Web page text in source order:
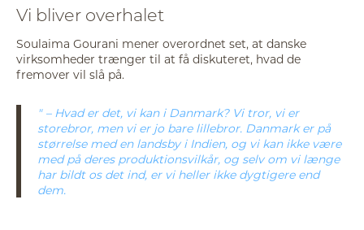
Vi bliver overhalet
Soulaima Gourani mener overordnet set, at danske
virksomheder trænger til at få diskuteret, hvad de
fremover vil slå på.
– Hvad er det, vi kan i Danmark? Vi tror, vi er
storebror, men vi er jo bare lillebror. Danmark er på
størrelse med en landsby i Indien, og vi kan ikke være
med på deres produktionsvilkår, og selv om vi længe
har bildt os det ind, er vi heller ikke dygtigere end
dem.